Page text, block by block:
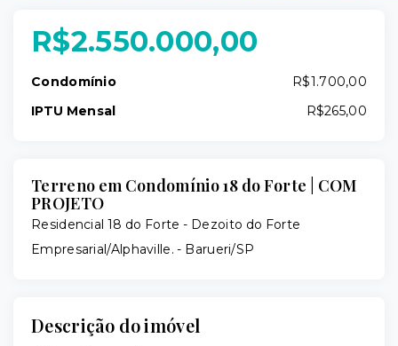
R$2.550.000,00
Condomínio
R$1.700,00
IPTU Mensal
R$265,00
Terreno em Condomínio 18 do Forte | COM
PROJETO
Residencial 18 do Forte - Dezoito do Forte
Empresarial/Alphaville. - Barueri/SP
Descrição do imóvel